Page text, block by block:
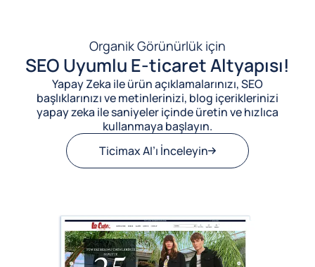
Organik Görünürlük için
SEO Uyumlu E-ticaret Altyapısı!
Yapay Zeka ile ürün açıklamalarınızı, SEO
başlıklarınızı ve metinlerinizi, blog içeriklerinizi
yapay zeka ile saniyeler içinde üretin ve hızlıca
kullanmaya başlayın.
Ticimax AI’ı İnceleyin